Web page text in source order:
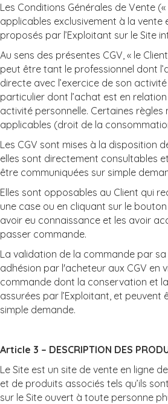
Les Conditions Générales de Vente («
applicables exclusivement à la vente
proposés par l’Exploitant sur le Site
Au sens des présentes CGV, « le
peut être tant le professionnel dont
directe avec l’exercice de son
particulier dont l’achat est en
activité personnelle. Certaines règles
applicables (droit de la
Les CGV sont mises à la disposition
elles sont directement consultables
être communiquées sur simple
Elles sont opposables au Client qui
une case ou en cliquant sur le
avoir eu connaissance et les avoir
passer commande.
La validation de la commande par
adhésion par l'acheteur aux CGV en
commande dont la conservation et
assurées par l’Exploitant, et peuvent
simple demande.
Article 3 – DESCRIPTION DES
Le Site est un site de vente en ligne
et de produits associés tels qu’ils
sur le Site ouvert à toute personne